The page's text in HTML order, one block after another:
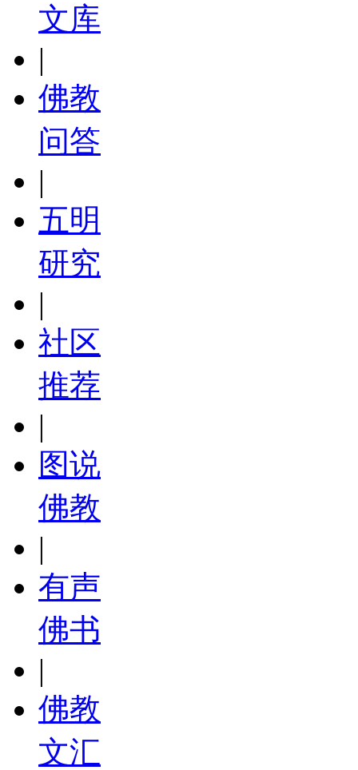
文库
|
佛教
问答
|
五明
研究
|
社区
推荐
|
图说
佛教
|
有声
佛书
|
佛教
文汇